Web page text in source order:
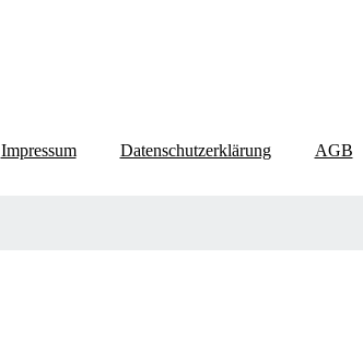
Impressum Datenschutzerklärung
AGB